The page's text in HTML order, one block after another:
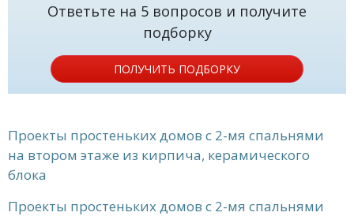
Ответьте на 5 вопросов и получите
подборку
ПОЛУЧИТЬ ПОДБОРКУ
Проекты простеньких домов с 2-мя спальнями
на втором этаже из кирпича, керамического
блока
Проекты простеньких домов с 2-мя спальнями